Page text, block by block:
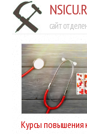
сайт
Курсы повышения